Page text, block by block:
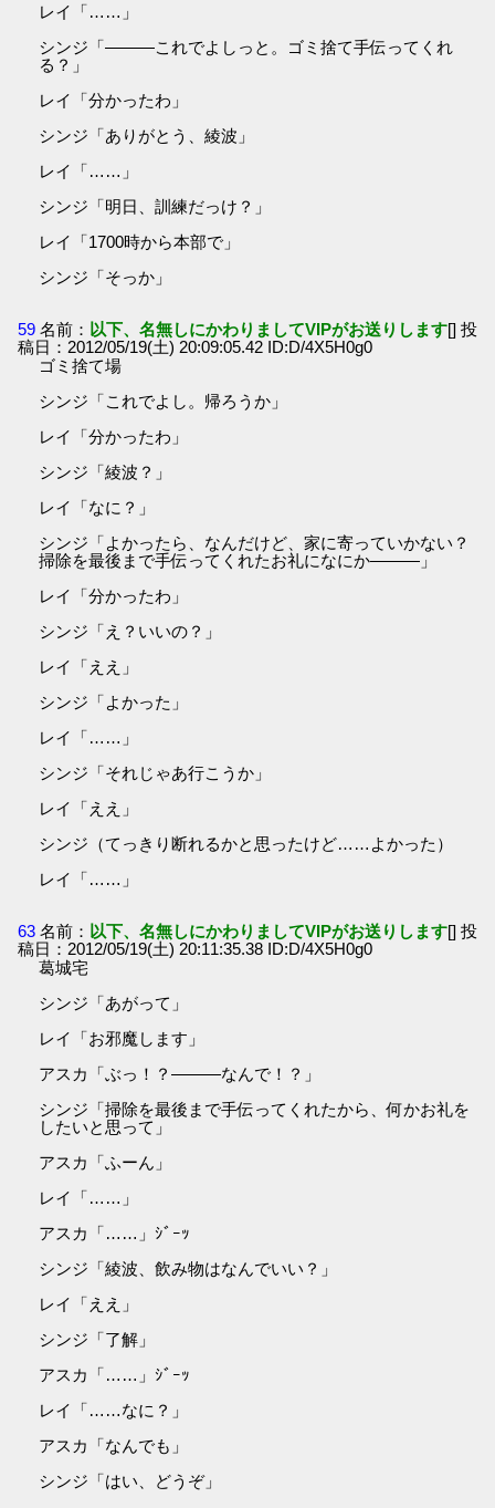
レイ「……」
シンジ「―――これでよしっと。ゴミ捨て手伝ってくれ
る？」
レイ「分かったわ」
シンジ「ありがとう、綾波」
レイ「……」
シンジ「明日、訓練だっけ？」
レイ「1700時から本部で」
シンジ「そっか」
59 名前： 以下、名無しにかわりましてVIPがお送りします[] 投
稿日：2012/05/19(土) 20:09:05.42 ID:D/4X5H0g0
ゴミ捨て場
シンジ「これでよし。帰ろうか」
レイ「分かったわ」
シンジ「綾波？」
レイ「なに？」
シンジ「よかったら、なんだけど、家に寄っていかない？
掃除を最後まで手伝ってくれたお礼になにか―――」
レイ「分かったわ」
シンジ「え？いいの？」
レイ「ええ」
シンジ「よかった」
レイ「……」
シンジ「それじゃあ行こうか」
レイ「ええ」
シンジ（てっきり断れるかと思ったけど……よかった）
レイ「……」
63 名前： 以下、名無しにかわりましてVIPがお送りします[] 投
稿日：2012/05/19(土) 20:11:35.38 ID:D/4X5H0g0
葛城宅
シンジ「あがって」
レイ「お邪魔します」
アスカ「ぶっ！？―――なんで！？」
シンジ「掃除を最後まで手伝ってくれたから、何かお礼を
したいと思って」
アスカ「ふーん」
レイ「……」
アスカ「……」ｼﾞｰｯ
シンジ「綾波、飲み物はなんでいい？」
レイ「ええ」
シンジ「了解」
アスカ「……」ｼﾞｰｯ
レイ「……なに？」
アスカ「なんでも」
シンジ「はい、どうぞ」